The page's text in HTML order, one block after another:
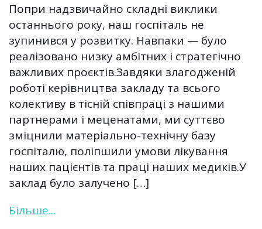
Попри надзвичайно складні виклики
останнього року, наш госпіталь не
зупинився у розвитку. Навпаки — було
реалізовано низку амбітних і стратегічно
важливих проєктів.Завдяки злагодженій
роботі керівництва закладу та всього
колективу в тісній співпраці з нашими
партнерами і меценатами, ми суттєво
зміцнили матеріально-технічну базу
госпіталю, поліпшили умови лікування
наших пацієнтів та праці наших медиків.У
заклад було залучено […]
Більше...